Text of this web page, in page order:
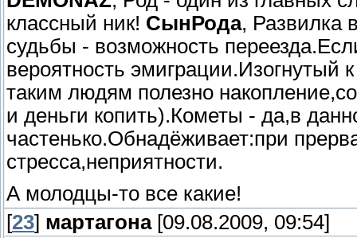
классный ник! СынРода, Развилка
судьбы - возможность
вероятность эмиграции.Изогнутый
таким людям полезно
и деньги копить).Кометы - да,в
частенько.Обнадёживает:при
стресса,неприятности.
А молодцы-то все какие!
[23] мартагона[09.08.2009, 09:54]